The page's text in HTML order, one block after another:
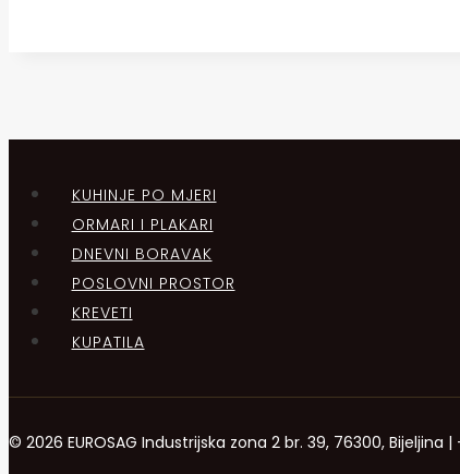
KUHINJE PO MJERI
ORMARI I PLAKARI
DNEVNI BORAVAK
POSLOVNI PROSTOR
KREVETI
KUPATILA
© 2026 EUROSAG Industrijska zona 2 br. 39, 76300,